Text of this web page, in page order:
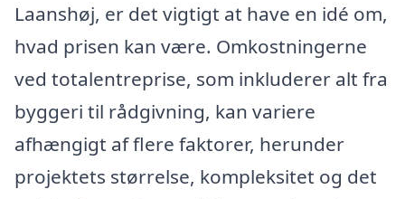
Laanshøj, er det vigtigt at have en idé om,
hvad prisen kan være. Omkostningerne
ved totalentreprise, som inkluderer alt fra
byggeri til rådgivning, kan variere
afhængigt af flere faktorer, herunder
projektets størrelse, kompleksitet og det